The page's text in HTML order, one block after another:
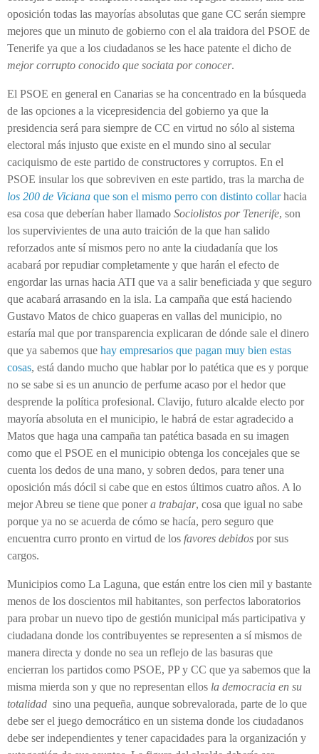
oposición todas las mayorías absolutas que gane CC serán siempre
mejores que un minuto de gobierno con el ala traidora del PSOE de
Tenerife ya que a los ciudadanos se les hace patente el dicho de
mejor corrupto conocido que sociata por conocer.
El PSOE en general en Canarias se ha concentrado en la búsqueda
de las opciones a la vicepresidencia del gobierno ya que la
presidencia será para siempre de CC en virtud no sólo al sistema
electoral más injusto que existe en el mundo sino al secular
caciquismo de este partido de constructores y corruptos. En el
PSOE insular los que sobreviven en este partido, tras la marcha de
los 200 de Viciana que son el mismo perro con distinto collarhacia
esa cosa que deberían haber llamado Sociolistos por Tenerife, son
los supervivientes de una auto traición de la que han salido
reforzados ante sí mismos pero no ante la ciudadanía que los
acabará por repudiar completamente y que harán el efecto de
engordar las urnas hacia ATI que va a salir beneficiada y que seguro
que acabará arrasando en la isla. La campaña que está haciendo
Gustavo Matos de chico guaperas en vallas del municipio, no
estaría mal que por transparencia explicaran de dónde sale el dinero
que ya sabemos que hay empresarios que pagan muy bien estas
cosas, está dando mucho que hablar por lo patética que es y porque
no se sabe si es un anuncio de perfume acaso por el hedor que
desprende la política profesional. Clavijo, futuro alcalde electo por
mayoría absoluta en el municipio, le habrá de estar agradecido a
Matos que haga una campaña tan patética basada en su imagen
como que el PSOE en el municipio obtenga los concejales que se
cuenta los dedos de una mano, y sobren dedos, para tener una
oposición más dócil si cabe que en estos últimos cuatro años. A lo
mejor Abreu se tiene que ponera trabajar, cosa que igual no sabe
porque ya no se acuerda de cómo se hacía, pero seguro que
encuentra curro pronto en virtud de los favores debidos por sus
cargos.
Municipios como La Laguna, que están entre los cien mil y bastante
menos de los doscientos mil habitantes, son perfectos laboratorios
para probar un nuevo tipo de gestión municipal más participativa y
ciudadana donde los contribuyentes se representen a sí mismos de
manera directa y donde no sea un reflejo de las basuras que
encierran los partidos como PSOE, PP y CC que ya sabemos que la
misma mierda son y que no representan ellos la democracia en su
totalidad sino una pequeña, aunque sobrevalorada, parte de lo que
debe ser el juego democrático en un sistema donde los ciudadanos
debe ser independientes y tener capacidades para la organización y